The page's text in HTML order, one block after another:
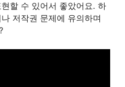
할 수 있어서 좋았어요. 하
저작권 문제에 유의하며